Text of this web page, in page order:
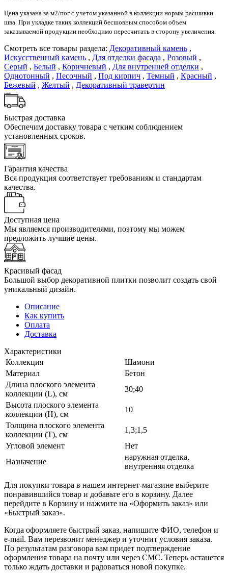
Цена указана за м2/пог с учетом указанной в коллекции нормы расшивки
шва. При укладке таких коллекций бесшовным способом объем
заказываемой продукции необходимо пересчитать в сторону увеличения.
Смотреть все товары раздела: Декоративный камень ,
Искусственный камень , Для отделки фасада , Розовый ,
Серый , Белый , Коричневый , Для внутренней отделки ,
Однотонный , Песочный , Под кирпич , Темный , Красный ,
Бежевый , Желтый , Декоративный травертин
Быстрая доставка
Обеспечим доставку товара с четким соблюдением
установленных сроков.
Гарантия качества
Вся продукция соответствует требованиям и стандартам
качества.
Доступная цена
Мы являемся производителями, поэтому мы можем
предложить лучшие цены.
Красивый фасад
Большой выбор декоративной плитки позволит создать свой
уникальный дизайн.
Описание
Как купить
Оплата
Доставка
Характеристики
Коллекция
Шамони
Материал
Бетон
Длина плоского элемента
коллекции (L), см
30;40
Высота плоского элемента
коллекции (H), см
10
Толщина плоского элемента
коллекции (T), см
1,3;1,5
Угловой элемент
Нет
Назначение
наружная отделка,
внутренняя отделка
Для покупки товара в нашем интернет-магазине выберите
понравившийся товар и добавьте его в корзину. Далее
перейдите в Корзину и нажмите на «Оформить заказ» или
«Быстрый заказ».
Когда оформляете быстрый заказ, напишите ФИО, телефон и
e-mail. Вам перезвонит менеджер и уточнит условия заказа.
По результатам разговора вам придет подтверждение
оформления товара на почту или через СМС. Теперь останется
только ждать доставки и радоваться новой покупке.